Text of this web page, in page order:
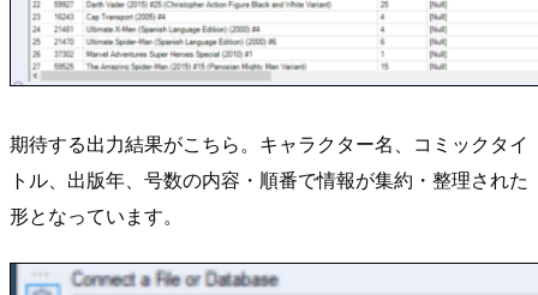
期待する出力結果がこちら。キャラクター名、コミックタイ
トル、出版年、号数の内容・順番で情報が集約・整理された
形となっています。